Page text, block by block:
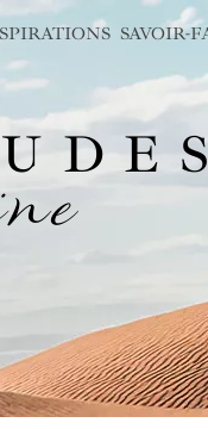
SAVOIR-